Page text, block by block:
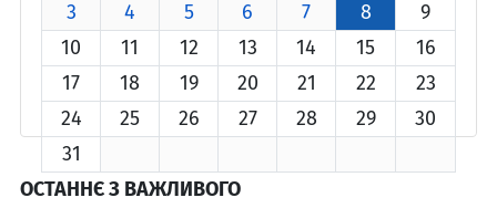
3
4 5 6 7 8
9
10
11 12 13 14 15
16
17
18 19 20 21 22
23
24
25 26 27 28 29
30
31
ОСТАННЄ З ВАЖЛИВОГО